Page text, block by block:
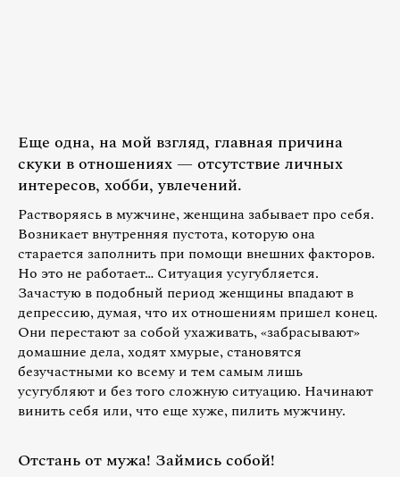
Еще одна, на мой взгляд, главная причина
скуки в отношениях — отсутствие личных
интересов, хобби, увлечений.
Растворяясь в мужчине, женщина забывает про себя.
Возникает внутренняя пустота, которую она
старается заполнить при помощи внешних факторов.
Но это не работает… Ситуация усугубляется.
Зачастую в подобный период женщины впадают в
депрессию, думая, что их отношениям пришел конец.
Они перестают за собой ухаживать, «забрасывают»
домашние дела, ходят хмурые, становятся
безучастными ко всему и тем самым лишь
усугубляют и без того сложную ситуацию. Начинают
винить себя или, что еще хуже, пилить мужчину.
Отстань от мужа! Займись собой!